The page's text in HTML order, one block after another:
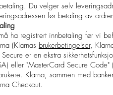
Du velger selv
før betaling av
ha registrert innbetaling før vi
(Klarnas brukerbetingelser,
er en ekstra
eller "MasterCard Secure
Klarna, sammen med
Checkout.